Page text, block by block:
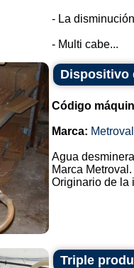
- La
- Multi cabe...
Dispositivo
Código
Marca: Metroval
Agua
Marca Metroval.
Originario de la
Triple